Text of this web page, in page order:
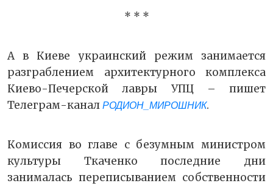
* * *
А в Киеве украинский режим занимается
разграблением архитектурного комплекса
Киево-Печерской лавры УПЦ – пишет
Телеграм-канал РОДИОН_МИРОШНИК.
Комиссия во главе с безумным министром
культуры Ткаченко последние дни
занималась переписыванием собственности